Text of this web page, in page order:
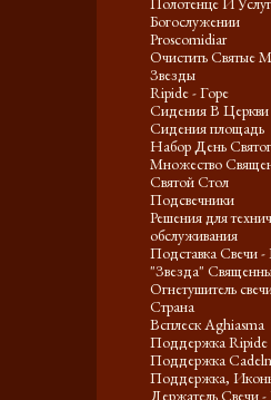
Богослужении
Proscomidiar
Очистить Святые
Звезды
Ripide - Горе
Сидения В Церкви
Сидения площадь
Набор День
Множество
Святой Стол
Подсвечники
Решения для
обслуживания
Подставка Свечи -
"Звезда"
Огнетушитель
Страна
Всплеск Aghiasma
Поддержка Ripide
Поддержка
Поддержка,
Держатель Свечи -